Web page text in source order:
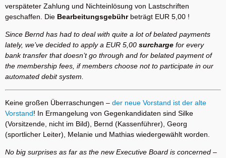
verspäteter Zahlung und Nichteinlösung von Lastschriften
geschaffen. Die Bearbeitungsgebührbeträgt EUR 5,00 !
Since Bernd has had to deal with quite a lot of belated payments
lately, we’ve decided to apply a EUR 5,00 surcharge for every
bank transfer that doesn’t go through and for belated payment of
the membership fees, if members choose not to participate in our
automated debit system.
Keine großen Überraschungen – der neue Vorstand ist der alte
Vorstand! In Ermangelung von Gegenkandidaten sind Silke
(Vorsitzende, nicht im Bild), Bernd (Kassenführer), Georg
(sportlicher Leiter), Melanie und Mathias wiedergewählt worden.
No big surprises as far as the new Executive Board is concerned –